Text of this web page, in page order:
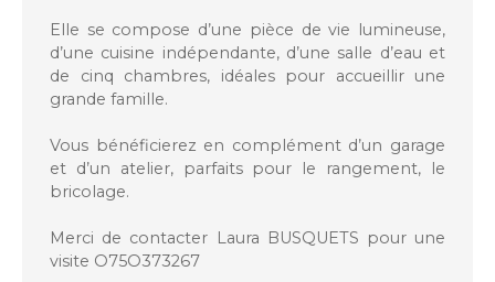
Elle se compose d’une pièce de vie lumineuse,
d’une cuisine indépendante, d’une salle d’eau et
de cinq chambres, idéales pour accueillir une
grande famille.
Vous bénéficierez en complément d’un garage
et d’un atelier, parfaits pour le rangement, le
bricolage.
Merci de contacter Laura BUSQUETS pour une
visite O75O373267